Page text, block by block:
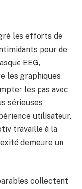
les efforts de
pour de
EEG,
les graphiques.
les pas avec
sérieuses
utilisateur.
travaille à la
demeure un
collectent